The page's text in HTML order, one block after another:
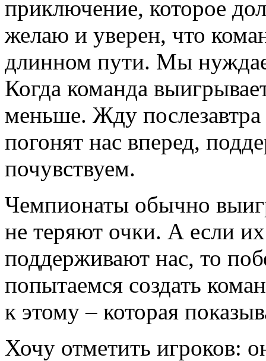
приключение, которое
желаю и уверен, что
длинном пути. Мы
Когда команда
меньше. Жду
погонят нас вперед,
почувствуем.
Чемпионаты обычно
не теряют очки. А если
поддерживают нас, то
попытаемся создать
к этому – которая
Хочу отметить игроков: